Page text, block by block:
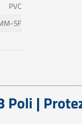
PVC
SF
Poli |